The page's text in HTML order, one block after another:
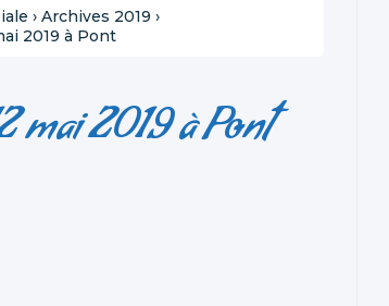
› Archives 2019 ›
2019 à Pont
mai 2019 à Pont